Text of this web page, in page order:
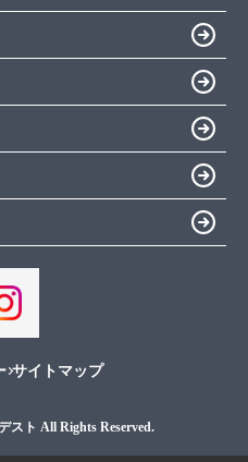
サイトマップ
スト All Rights Reserved.